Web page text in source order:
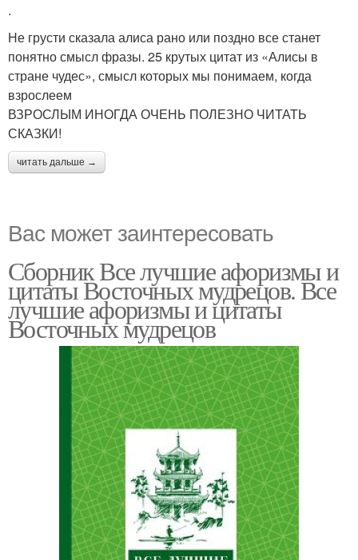
.
Не грусти сказала алиса рано или поздно все станет
понятно смысл фразы. 25 крутых цитат из «Алисы в
стране чудес», смысл которых мы понимаем, когда
взрослеем
ВЗРОСЛЫМ ИНОГДА ОЧЕНЬ ПОЛЕЗНО ЧИТАТЬ
СКАЗКИ!
читать дальше →
Вас может заинтересовать
Сборник Все лучшие афоризмы и
цитаты Восточных мудрецов. Все
лучшие афоризмы и цитаты
Восточных мудрецов